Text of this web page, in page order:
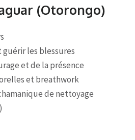
(Otorongo)
guérir les blessures
et de la présence
et breathwork
de nettoyage